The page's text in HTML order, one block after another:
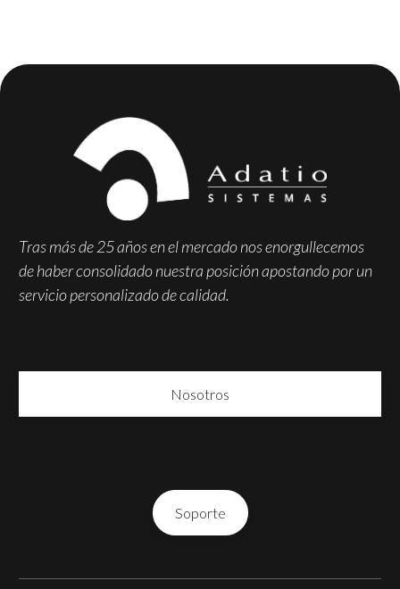
Tras más de 25 años en el mercado nos enorgullecemos
de haber consolidado nuestra posición apostando por un
servicio personalizado de calidad.
Nosotros
Soporte